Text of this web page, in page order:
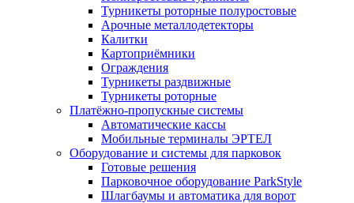
Турникеты роторные полуростовые
Арочные металлодетекторы
Калитки
Картоприёмники
Ограждения
Турникеты раздвижные
Турникеты роторные
Платёжно-пропускные системы
Автоматические кассы
Мобильные терминалы ЭРТЕЛ
Оборудование и системы для парковок
Готовые решения
Парковочное оборудование ParkStyle
Шлагбаумы и автоматика для ворот